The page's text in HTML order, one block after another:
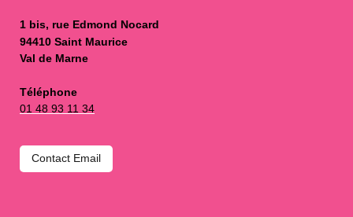
1 bis, rue Edmond Nocard
94410 Saint Maurice
Val de Marne
Téléphone
01 48 93 11 34
Contact Email